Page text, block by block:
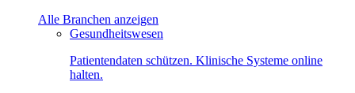
Alle Branchen anzeigen
Gesundheitswesen
Patientendaten schützen. Klinische Systeme online
halten.